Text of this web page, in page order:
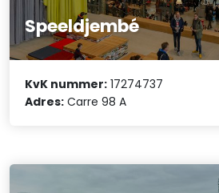
Speeldjembé
KvK nummer: 17274737
Adres: Carre 98 A